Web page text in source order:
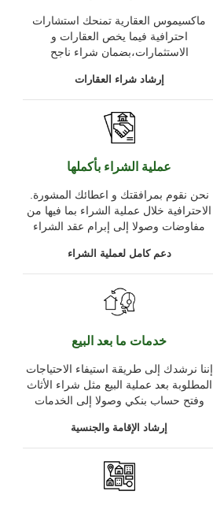
ماكسيموس العقارية تمنحك استشارات
احترافية فيما يخص العقارات و
الاستثمارات،بضمان شراء ناجح
إرشاد شراء العقارات
عملية الشراء بأكملها
الاحترافية خلال عملية الشراء بما فيها من
مفاوضات وصولا إلى إبرام عقد الشراء
دعم كامل لعملية الشراء
خدمات ما بعد البيع
إننا نرشدك إلى طريقة استيفاء الاحتياجات
المطلوبة بعد عملية البيع مثل شراء الأثاث
وفتح حساب بنكي وصولا إلى الخدمات
إرشاد الإقامة والجنسية